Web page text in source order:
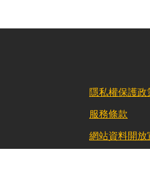
隱私權保護政
服務條款
網站資料開放